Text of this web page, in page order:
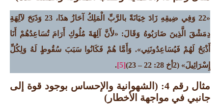
«22 وَفِي ضِيقِهِ زَادَ خِيَانَةً بالرَّبِّ الْمَلِكُ آحَازُ هذَا، 23 وَذَبَحَ لآلِهَةِ
دِمَشْقَ الَّذِينَ ضَارَبُوهُ وَقَالَ: «لأَنَّ آلِهَةَ مُلُوكِ أَرَامَ تُسَاعِدُهُمْ أَنَا
أَذْبَحُ لَهُمْ فَيُسَاعِدُونَنِي». وَأَمَّا هُمْ فَكَانُوا سَبَبَ سُقُوطٍ لَهُ وَلِكُلِّ
إِسْرَائِيلَ»
[5]
.
مثال رقم 4: (الشهوانية والإحساس بوجود قوة إلى
جانبي في مواجهة الأخطار)